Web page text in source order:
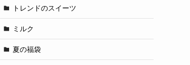
トレンドのスイーツ
ミルク
夏の福袋